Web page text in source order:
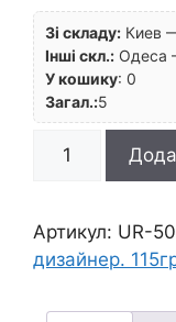
Зі складу: Киев
Інші скл.: Одеса
У кошику: 0
Загал.:5
Калька|"Розы"
21х30см
СВІТЛО-
кількість
Артикул: UR-
дизайнер.